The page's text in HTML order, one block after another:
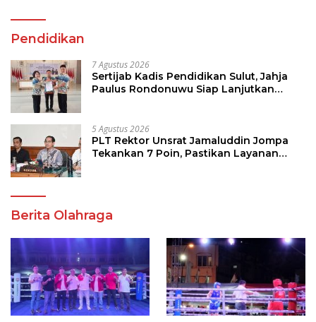
Pendidikan
7 Agustus 2026
Sertijab Kadis Pendidikan Sulut, Jahja
Paulus Rondonuwu Siap Lanjutkan
5 Agustus 2026
PLT Rektor Unsrat Jamaluddin Jompa
Tekankan 7 Poin, Pastikan Layanan
Berita Olahraga